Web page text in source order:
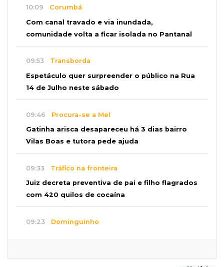
10:09 Corumbá
Com canal travado e via inundada,
comunidade volta a ficar isolada no Pantanal
09:53 Transborda
Espetáculo quer surpreender o público na Rua
14 de Julho neste sábado
09:46 Procura-se a Mel
Gatinha arisca desapareceu há 3 dias bairro
Vilas Boas e tutora pede ajuda
09:33 Tráfico na fronteira
Juiz decreta preventiva de pai e filho flagrados
com 420 quilos de cocaína
09:23 Dominguinho